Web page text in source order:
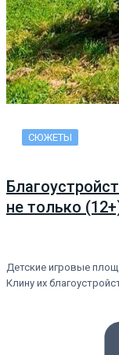
СЮЖЕТЫ
не только
Детские игровые
Клину их